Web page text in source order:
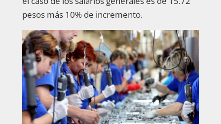
pesos más 10% de incremento.